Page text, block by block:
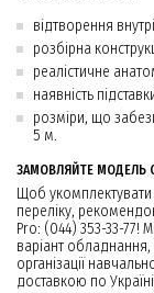
відтворення
розбірна
реалістичне
наявність
розміри, що
5 м.
ЗАМОВЛЯЙТЕ МОДЕЛЬ
Щоб укомплектувати
переліку,
Pro: (044) 353-33-77!
варіант
організації
доставкою по